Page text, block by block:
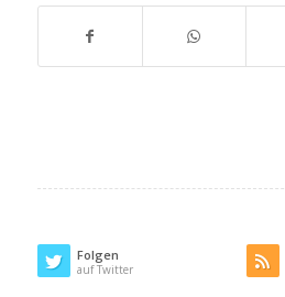
Folgen
auf Twitter